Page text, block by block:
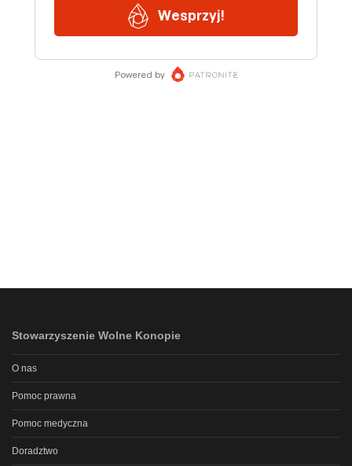
Stowarzyszenie Wolne Konopie
O nas
Pomoc prawna
Pomoc medyczna
Doradztwo